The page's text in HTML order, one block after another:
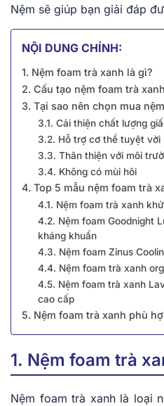
Nệm sẽ giúp bạn giải đáp
NỘI DUNG CHÍNH:
1. Nệm foam trà xanh là gì?
2. Cấu tạo nệm foam trà
3. Tại sao nên chọn mua
3.1. Cải thiện chất lượng
3.2. Hỗ trợ cơ thể tuyệt vời
3.3. Thân thiện với môi
3.4. Không có mùi hôi
4. Top 5 mẫu nệm foam trà
4.1. Nệm foam trà xanh
4.2. Nệm foam Goodnight
kháng khuẩn
4.3. Nệm foam Zinus
4.4. Nệm foam trà xanh
4.5. Nệm foam trà xanh
cao cấp
5. Nệm foam trà xanh phù
1. Nệm foam trà
Nệm foam trà xanh là loại